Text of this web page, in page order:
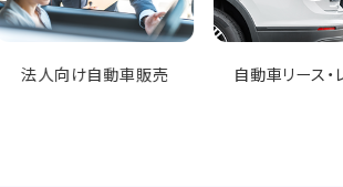
自動車リース・レンタル
車両メンテナン